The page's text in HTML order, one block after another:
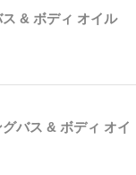
& ボディ オイル
バス & ボディ オイ